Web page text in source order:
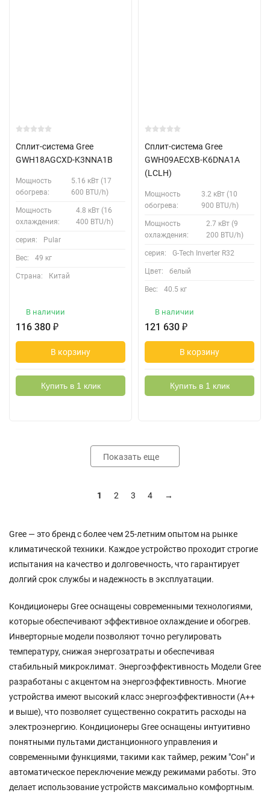
Сплит-система Gree
GWH18AGCXD-K3NNA1B
Мощность
обогрева:
5.16 кВт (17
600 BTU/h)
Мощность
охлаждения:
4.8 кВт (16
400 BTU/h)
серия: Pular
Вес: 49 кг
Страна: Китай
В наличии
116 380 ₽
В корзину
Купить в 1 клик
Сплит-система Gree
GWH09AECXB-K6DNA1A
(LCLH)
Мощность
обогрева:
3.2 кВт (10
900 BTU/h)
Мощность
охлаждения:
2.7 кВт (9
200 BTU/h)
серия: G-Tech Inverter R32
Цвет: белый
Вес: 40.5 кг
В наличии
121 630 ₽
В корзину
Купить в 1 клик
Показать еще
1 2 3 4 →
Gree — это бренд с более чем 25-летним опытом на рынке
климатической техники. Каждое устройство проходит строгие
испытания на качество и долговечность, что гарантирует
долгий срок службы и надежность в эксплуатации.
Кондиционеры Gree оснащены современными технологиями,
которые обеспечивают эффективное охлаждение и обогрев.
Инверторные модели позволяют точно регулировать
температуру, снижая энергозатраты и обеспечивая
стабильный микроклимат. Энергоэффективность Модели Gree
разработаны с акцентом на энергоэффективность. Многие
устройства имеют высокий класс энергоэффективности (A++
и выше), что позволяет существенно сократить расходы на
электроэнергию. Кондиционеры Gree оснащены интуитивно
понятными пультами дистанционного управления и
современными функциями, такими как таймер, режим "Сон" и
автоматическое переключение между режимами работы. Это
делает использование устройств максимально комфортным.